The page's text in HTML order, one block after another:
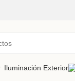
Iluminación Exterior